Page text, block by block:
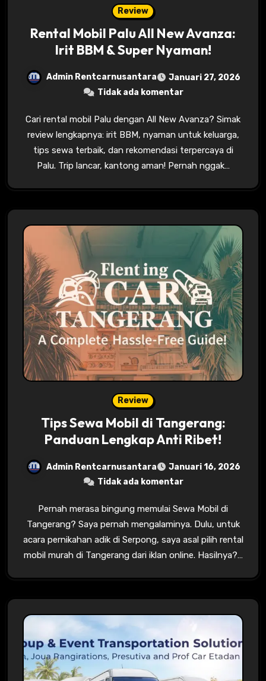
Review
Rental Mobil Palu All New Avanza:
Irit BBM & Super Nyaman!
Admin Rentcarnusantara
Januari 27, 2026
Tidak ada komentar
Cari rental mobil Palu dengan All New Avanza? Simak
review lengkapnya: irit BBM, nyaman untuk keluarga,
tips sewa terbaik, dan rekomendasi terpercaya di
Palu. Trip lancar, kantong aman! Pernah nggak…
Review
Tips Sewa Mobil di Tangerang:
Panduan Lengkap Anti Ribet!
Admin Rentcarnusantara
Januari 16, 2026
Tidak ada komentar
Pernah merasa bingung memulai Sewa Mobil di
Tangerang? Saya pernah mengalaminya. Dulu, untuk
acara pernikahan adik di Serpong, saya asal pilih rental
mobil murah di Tangerang dari iklan online. Hasilnya?…